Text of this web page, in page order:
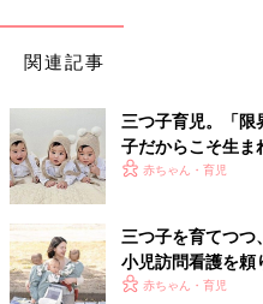
関連記事
三つ子育児。「
子だからこそ生ま
【体験談】
赤ちゃん・育児
三つ子を育てつつ
小児訪問看護を頼
ちゃん育児！【多
赤ちゃん・育児